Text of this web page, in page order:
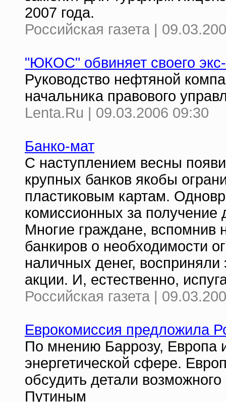
2007 года.
Российская газета |
"ЮКОС" обвиняет своего
Руководство нефтяной
начальника правового
Lenta.Ru | 09.03.2006 09:30
Банко-мат
С наступлением весны
крупных банков якобы
пластиковым картам.
комиссионных за получение
Многие граждане, вспомнив
банкиров о необходимости
наличных денег,
акции. И, естественно,
Российская газета |
Еврокомиссия предложила
По мнению Баррозу, Европа
энергетической сфере.
обсудить детали
Путиным